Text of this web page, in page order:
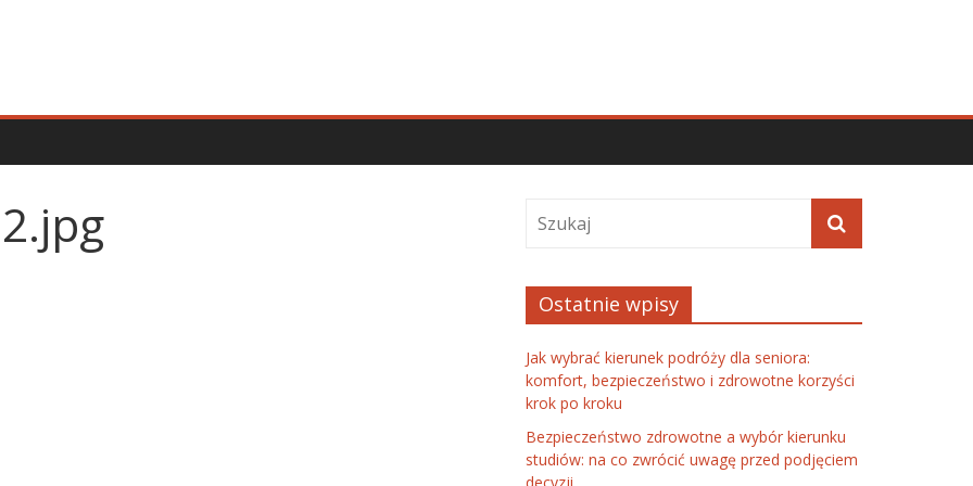
Ostatnie wpisy
Jak wybrać kierunek podróży dla seniora:
komfort, bezpieczeństwo i zdrowotne korzyści
krok po kroku
Bezpieczeństwo zdrowotne a wybór kierunku
studiów: na co zwrócić uwagę przed podjęciem